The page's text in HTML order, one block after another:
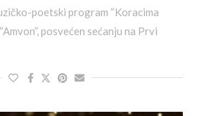
poetski program “Koracima
posvećen sećanju na Prvi